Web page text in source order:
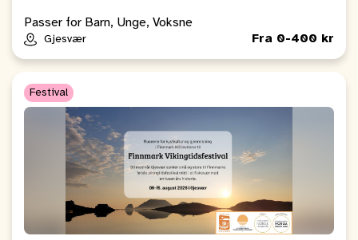
Passer for Barn, Unge, Voksne
Gjesvær Fra 0-400 kr
Festival